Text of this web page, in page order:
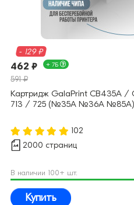
- 129 ₽
462 ₽ + 7Б
591 ₽
Картридж GalaPrint CB435A /
713 / 725 (№35A №36A №85A)
102
2000 страниц
В наличии 100+ шт.
Купить